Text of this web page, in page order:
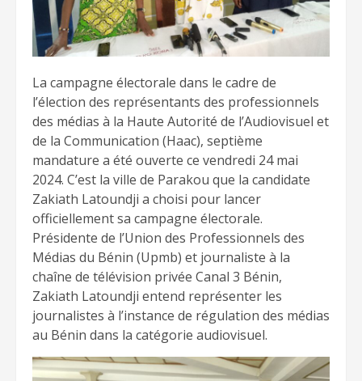
La campagne électorale dans le cadre de
l’élection des représentants des professionnels
des médias à la Haute Autorité de l’Audiovisuel et
de la Communication (Haac), septième
mandature a été ouverte ce vendredi 24 mai
2024. C’est la ville de Parakou que la candidate
Zakiath Latoundji a choisi pour lancer
officiellement sa campagne électorale.
Présidente de l’Union des Professionnels des
Médias du Bénin (Upmb) et journaliste à la
chaîne de télévision privée Canal 3 Bénin,
Zakiath Latoundji entend représenter les
journalistes à l’instance de régulation des médias
au Bénin dans la catégorie audiovisuel.